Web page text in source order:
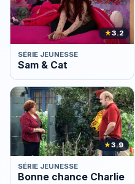
★3.2
SÉRIE JEUNESSE
Sam & Cat
★3.9
SÉRIE JEUNESSE
Bonne chance Charlie